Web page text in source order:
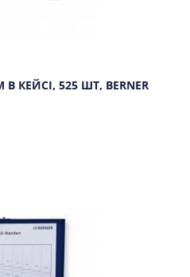
525 ШТ, BERNER